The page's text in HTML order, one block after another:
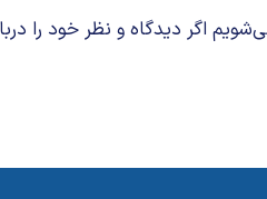
اگر دیدگاه و نظر خود را